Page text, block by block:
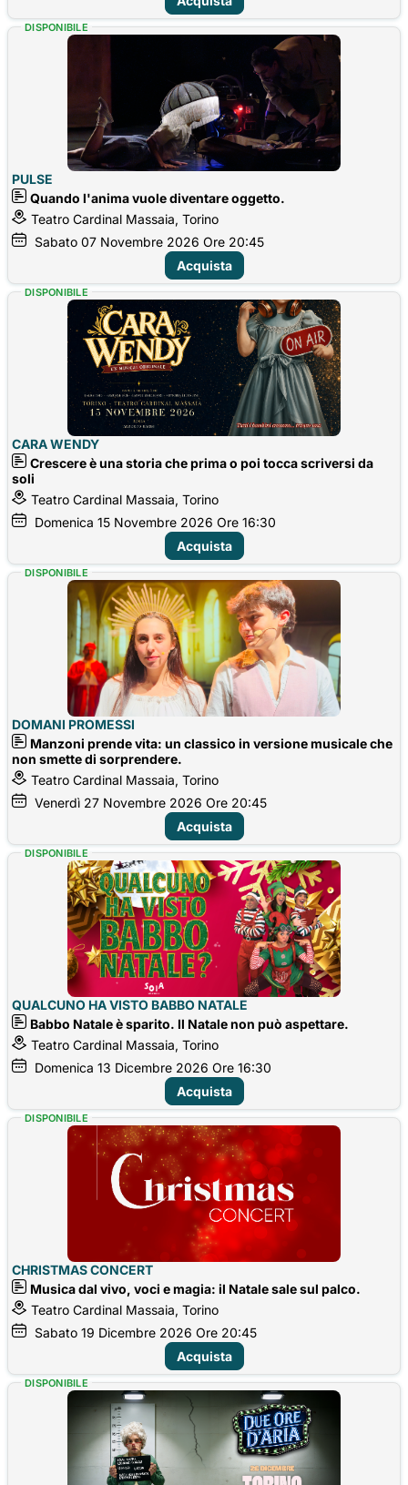
PULSE
Quando l'anima vuole diventare oggetto.
Teatro Cardinal Massaia, Torino
Sabato 07 Novembre 2026 Ore 20:45
DISPONIBILE
Acquista
CARA WENDY
Crescere è una storia che prima o poi tocca scriversi da
soli
Teatro Cardinal Massaia, Torino
Domenica 15 Novembre 2026 Ore 16:30
DISPONIBILE
Acquista
DOMANI PROMESSI
Manzoni prende vita: un classico in versione musicale che
non smette di sorprendere.
Teatro Cardinal Massaia, Torino
Venerdì 27 Novembre 2026 Ore 20:45
DISPONIBILE
Acquista
QUALCUNO HA VISTO BABBO NATALE
Babbo Natale è sparito. Il Natale non può aspettare.
Teatro Cardinal Massaia, Torino
Domenica 13 Dicembre 2026 Ore 16:30
DISPONIBILE
Acquista
CHRISTMAS CONCERT
Musica dal vivo, voci e magia: il Natale sale sul palco.
Teatro Cardinal Massaia, Torino
Sabato 19 Dicembre 2026 Ore 20:45
DISPONIBILE
Acquista
DISPONIBILE